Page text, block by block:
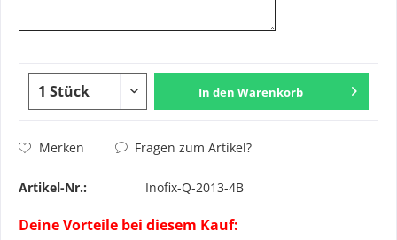
In den Warenkorb
Merken Fragen zum Artikel?
Artikel-Nr.: Inofix-Q-2013-4B
Deine Vorteile bei diesem Kauf: